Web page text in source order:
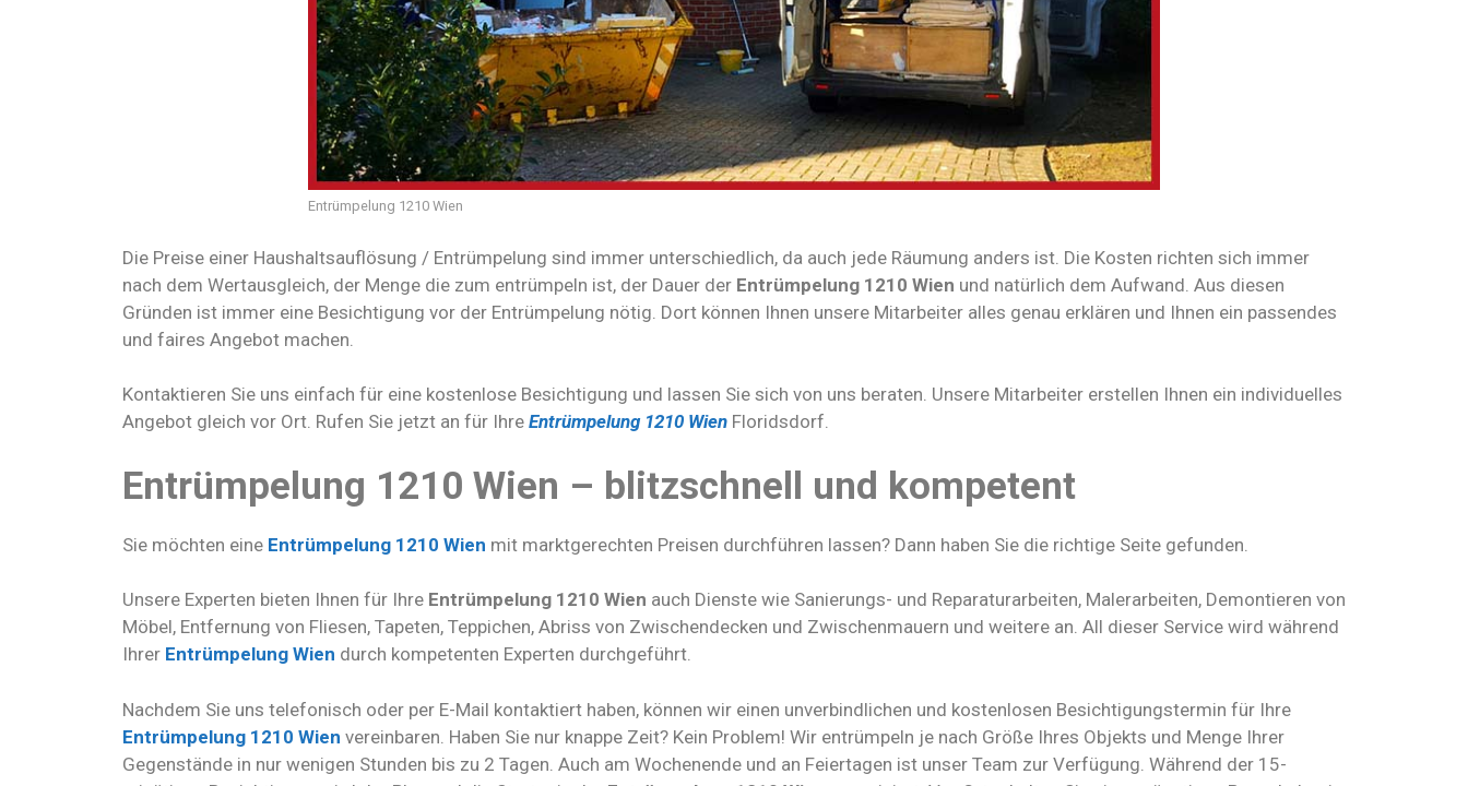
Entrümpelung 1210 Wien
Die Preise einer Haushaltsauflösung / Entrümpelung sind immer unterschiedlich, da auch jede Räumung anders ist. Die Kosten richten sich immer
nach dem Wertausgleich, der Menge die zum entrümpeln ist, der Dauer der Entrümpelung 1210 Wien und natürlich dem Aufwand. Aus diesen
Gründen ist immer eine Besichtigung vor der Entrümpelung nötig. Dort können Ihnen unsere Mitarbeiter alles genau erklären und Ihnen ein passendes
und faires Angebot machen.
Kontaktieren Sie uns einfach für eine kostenlose Besichtigung und lassen Sie sich von uns beraten. Unsere Mitarbeiter erstellen Ihnen ein individuelles
Angebot gleich vor Ort. Rufen Sie jetzt an für Ihre Entrümpelung 1210 Wien Floridsdorf.
Entrümpelung 1210 Wien – blitzschnell und kompetent
Sie möchten eine Entrümpelung 1210 Wien mit marktgerechten Preisen durchführen lassen? Dann haben Sie die richtige Seite gefunden.
Unsere Experten bieten Ihnen für Ihre Entrümpelung 1210 Wien auch Dienste wie Sanierungs- und Reparaturarbeiten, Malerarbeiten, Demontieren von
Möbel, Entfernung von Fliesen, Tapeten, Teppichen, Abriss von Zwischendecken und Zwischenmauern und weitere an. All dieser Service wird während
Ihrer Entrümpelung Wien durch kompetenten Experten durchgeführt.
Nachdem Sie uns telefonisch oder per E-Mail kontaktiert haben, können wir einen unverbindlichen und kostenlosen Besichtigungstermin für Ihre
Entrümpelung 1210 Wien vereinbaren. Haben Sie nur knappe Zeit? Kein Problem! Wir entrümpeln je nach Größe Ihres Objekts und Menge Ihrer
Gegenstände in nur wenigen Stunden bis zu 2 Tagen. Auch am Wochenende und an Feiertagen ist unser Team zur Verfügung. Während der 15-